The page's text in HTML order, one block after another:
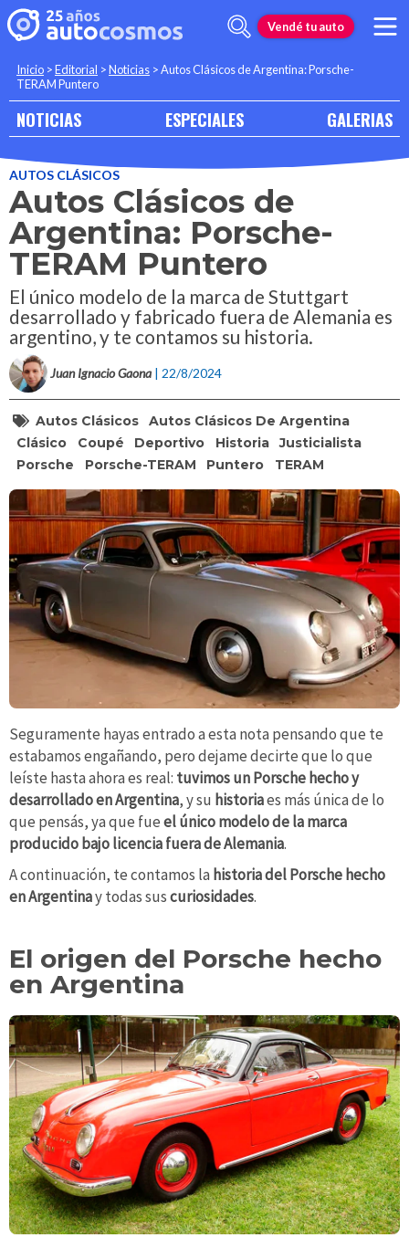
Vendé tu auto
Inicio >Editorial >Noticias >Autos Clásicos de Argentina: Porsche-
TERAM Puntero
NOTICIAS ESPECIALES GALERIAS
AUTOS CLÁSICOS
Autos Clásicos de
Argentina: Porsche-
TERAM Puntero
El único modelo de la marca de Stuttgart
desarrollado y fabricado fuera de Alemania es
argentino, y te contamos su historia.
Juan Ignacio Gaona | 22/8/2024
Autos Clásicos
Autos Clásicos De Argentina
Clásico
Coupé Deportivo Historia
Justicialista
Porsche
Porsche-TERAM Puntero TERAM
Seguramente hayas entrado a esta nota pensando que te
estabamos engañando, pero dejame decirte que lo que
leíste hasta ahora es real: tuvimos un Porsche hecho y
desarrollado en Argentina, y su historiaes más única de lo
que pensás, ya que fueel único modelo de la marca
producido bajo licencia fuera de Alemania.
A continuación, te contamos la historia del Porsche hecho
en Argentinay todas suscuriosidades.
El origen del Porsche hecho
en Argentina